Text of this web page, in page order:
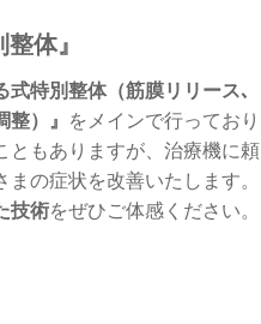
体』
式特別整体（筋膜リリース､
）』
をメインで行っており
ともありますが、治療機に頼
の症状を改善いたします。
技術をぜひご体感ください。